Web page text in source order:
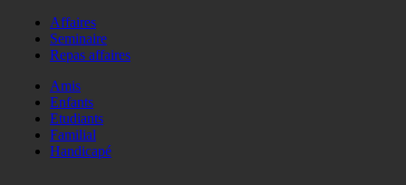
Affaires
Seminaire
Repas affaires
Amis
Enfants
Etudiants
Familial
Handicapé